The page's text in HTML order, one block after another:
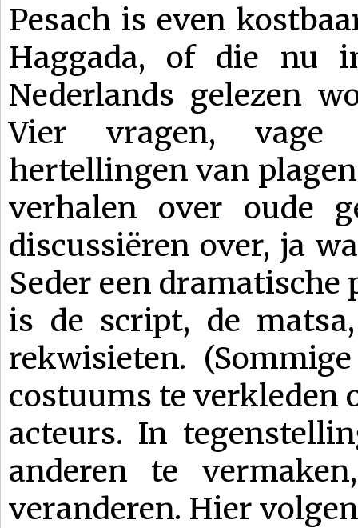
Pesach is even
Haggada, of die nu
Nederlands gelezen
Vier vragen, vage
hertellingen van
verhalen over oude
discussiëren over, ja
Seder een
is de script, de
rekwisieten.
costuums te verkleden
acteurs. In
anderen te
veranderen. Hier